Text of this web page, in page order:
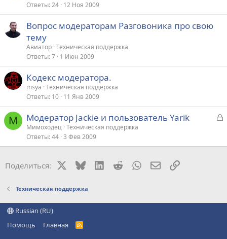
р
Ответы 24 12 Ноя 2009
Вопрос модераторам Разговоника про свою
тему
Авиатор Техническая поддержка
Ответы 7 1 Июн 2009
Кодекс модератора.
msya Техническая поддержка
Ответы 10 11 Янв 2009
М
З
р
Модератор Jackie и пользователь Yarik
Мимоходец Техническая поддержка
Ответы 44 3 Фев 2009
Поделиться: BlueskyLinkedIn
RedditWhatsAppЭлектронная
Ссылка
Техническая поддержка
Russian (RU)
Помощь
Главная
R